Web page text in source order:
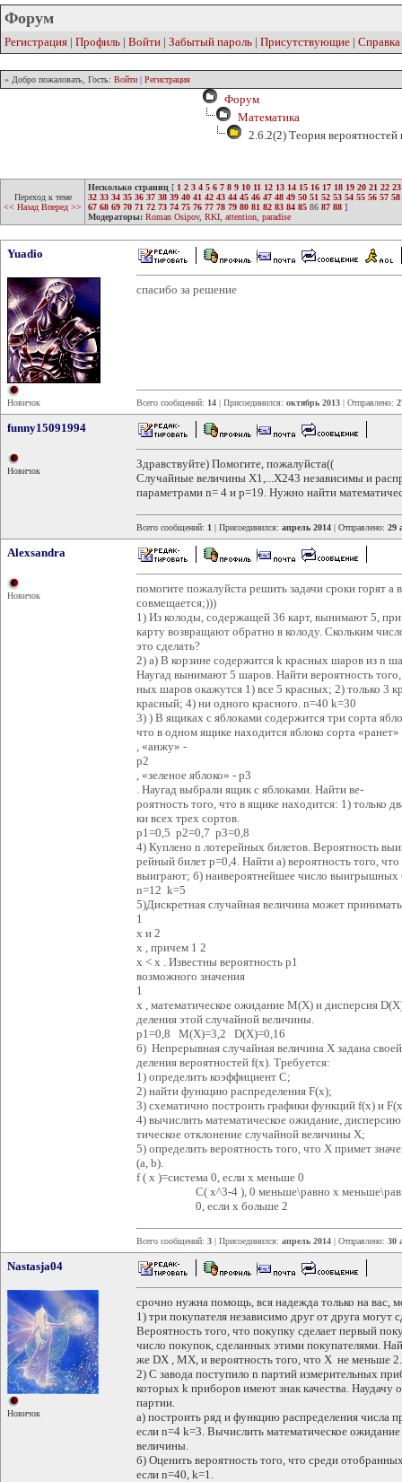
Форум
Регистрация | Профиль | Войти | Забытый пароль | Присутствующие | Справка
» Добро пожаловать, Гость: Войти | Регистрация
Форум
Математика
2.6.2(2) Теория вероятностей
Переход к теме
<< Назад Вперед >>
Несколько страниц [ 1 2 3 4 5 6 7 8 9 10 11 12 13 14 15 16 17 18 19 20 21 22 23
32 33 34 35 36 37 38 39 40 41 42 43 44 45 46 47 48 49 50 51 52 53 54 55 56 57 58
67 68 69 70 71 72 73 74 75 76 77 78 79 80 81 82 83 84 85 86 87 88 ]
Модераторы: Roman Osipov, RKI attention paradise
Yuadio
Новичок
спасибо за решение
Всего сообщений: 14 | Присоединился: октябрь 2013 | Отправлено:
funny15091994
Новичок
Здравствуйте) Помогите, пожалуйста((
Случайные величины X1,...X243 независимы и
параметрами n= 4 и p=19. Нужно найти
Всего сообщений: 1 | Присоединился: апрель 2014 | Отправлено: 29
Alexsandra
Новичок
помогите пожалуйста решить задачи сроки горят а
совмещается;)))
1) Из колоды, содержащей 36 карт, вынимают 5,
карту возвращают обратно в колоду. Скольким
это сделать?
2) а) В корзине содержится k красных шаров из n
Наугад вынимают 5 шаров. Найти вероятность
ных шаров окажутся 1) все 5 красных; 2) только 3
красный; 4) ни одного красного. n=40 k=30
3) ) В ящиках с яблоками содержится три сорта
что в одном ящике находится яблоко сорта «ранет»
, «анжу» -
p2
, «зеленое яблоко» - p3
. Наугад выбрали ящик с яблоками. Найти ве-
роятность того, что в ящике находится: 1) только
ки всех трех сортов.
p1=0,5 p2=0,7 p3=0,8
4) Куплено n лотерейных билетов. Вероятность
рейный билет р=0,4. Найти а) вероятность того,
выиграют; б) наивероятнейшее число выигрышных
n=12 k=5
5)Дискретная случайная величина может
1
x и 2
x , причем 1 2
x < x . Известны вероятность p1
возможного значения
1
x , математическое ожидание М(Х) и дисперсия
деления этой случайной величины.
p1=0,8 М(Х)=3,2 D(X)=0,16
6) Непрерывная случайная величина Х задана
деления вероятностей f(x). Требуется:
1) определить коэффициент С;
2) найти функцию распределения F(x);
3) схематично построить графики функций f(x) и
4) вычислить математическое ожидание,
тическое отклонение случайной величины Х;
5) определить вероятность того, что Х примет
(a, b).
f ( x )=система 0, если x меньше 0
C( x^3-4 ), 0 меньше\равно х меньше\равно
0, если x больше 2
Всего сообщений: 3 | Присоединился: апрель 2014 | Отправлено: 30
Nastasja04
Новичок
срочно нужна помощь, вся надежда только на вас,
1) три покупателя независимо друг от друга могут
Вероятность того, что покупку сделает первый
число покупок, сделанных этими покупателями.
же DX , MX, и вероятность того, что X не меньше 2.
2) С завода поступило n партий измерительных
которых k приборов имеют знак качества.
партии.
а) построить ряд и функцию распределения числа
если n=4 k=3. Вычислить математическое
величины.
б) Оценить вероятность того, что среди
если n=40, k=1.